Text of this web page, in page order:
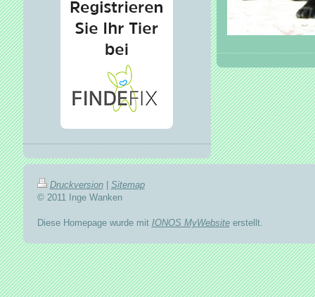
Druckversion
Sitemap
© 2011 Inge Wanken
Diese Homepage wurde mit IONOS MyWebsiteerstellt.